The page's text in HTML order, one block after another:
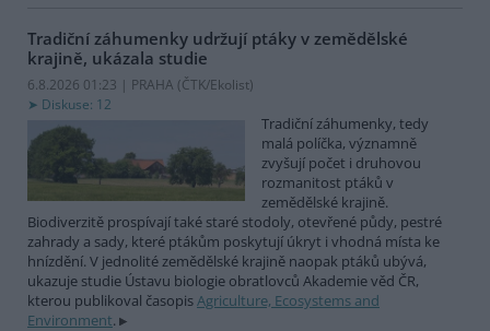
Tradiční záhumenky udržují ptáky v zemědělské
krajině, ukázala studie
6.8.2026 01:23 | PRAHA (ČTK/Ekolist)
Diskuse: 12
Tradiční záhumenky, tedy
malá políčka, významně
zvyšují počet i druhovou
rozmanitost ptáků v
zemědělské krajině.
Biodiverzitě prospívají také staré stodoly, otevřené půdy, pestré
zahrady a sady, které ptákům poskytují úkryt i vhodná místa ke
hnízdění. V jednolité zemědělské krajině naopak ptáků ubývá,
ukazuje studie Ústavu biologie obratlovců Akademie věd ČR,
kterou publikoval časopisAgriculture, Ecosystems and
Environment.